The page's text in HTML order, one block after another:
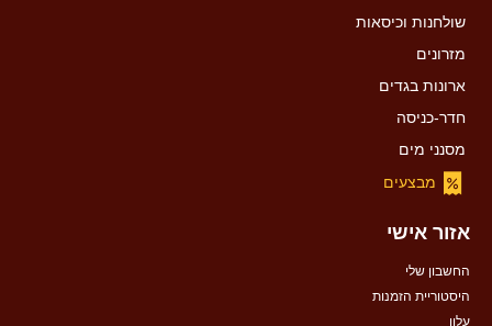
שולחנות וכיסאות
מזרונים
ארונות בגדים
חדר-כניסה
מסנני מים
מבצעים
אזור אישי
החשבון שלי
היסטוריית הזמנות
עלון